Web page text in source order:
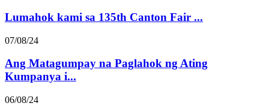
Lumahok kami sa 135th Canton Fair ...
07/08/24
Ang Matagumpay na Paglahok ng Ating
Kumpanya i...
06/08/24